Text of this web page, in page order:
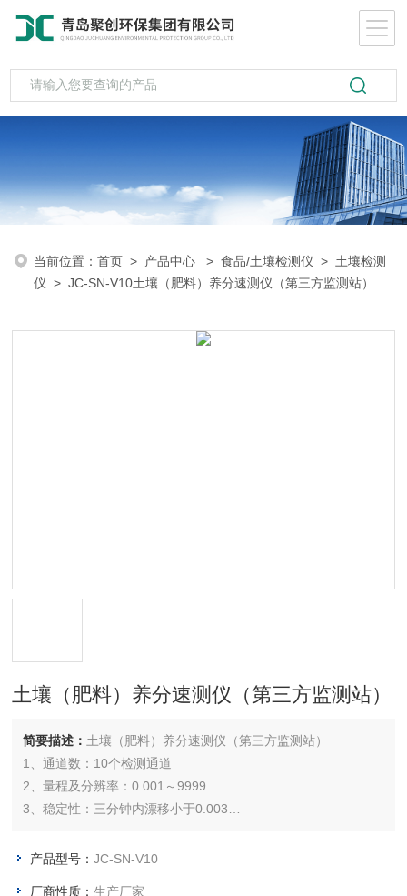
当前位置：首页 > 产品中心 >食品/土壤检测仪 > 土壤检测
仪 > JC-SN-V10土壤（肥料）养分速测仪（第三方监测站）
土壤（肥料）养分速测仪（第三方监测站）
简要描述： 土壤（肥料）养分速测仪（第三方监测站）
1、通道数：10个检测通道
2、量程及分辨率：0.001～9999
3、稳定性：三分钟内漂移小于0.003
产品型号：JC-SN-V10
厂商性质：生产厂家